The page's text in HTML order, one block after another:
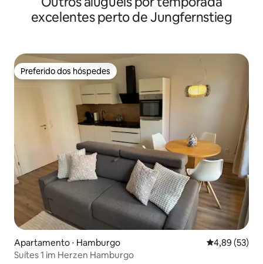
excelentes perto de Jungfernstieg
Preferido dos hóspedes
Preferido dos hóspedes
Apartamento ⋅ Hamburgo 4,89 de uma
4,89 (53)
Suítes 1 im Herzen Hamburgo